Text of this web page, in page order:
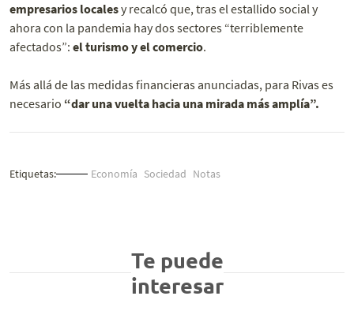
empresarios localesy recalcó que, tras el estallido social y
ahora con la pandemia hay dos sectores “terriblemente
afectados”: el turismo y el comercio.
Más allá de las medidas financieras anunciadas, para Rivas es
necesario “dar una vuelta hacia una mirada más amplía”.
Etiquetas: Economía Sociedad Notas
Te puede
interesar